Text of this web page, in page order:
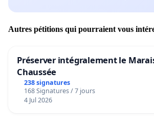
Autres pétitions qui pourraient vous
Préserver intégralement le
Chaussée
238 signatures
168 Signatures / 7 jours
4 Jul 2026